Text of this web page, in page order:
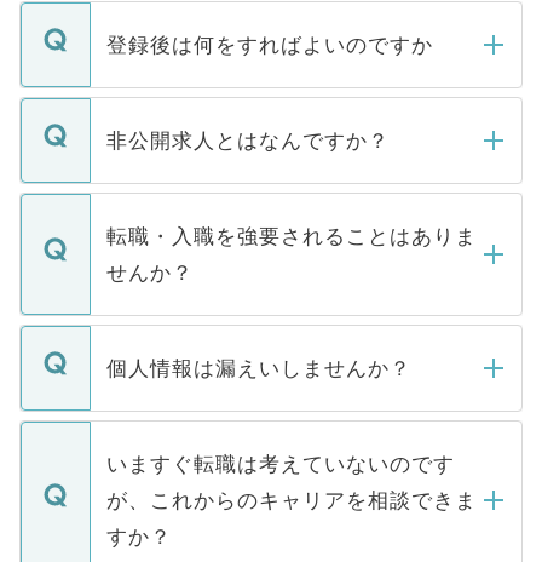
登録後は何をすればよいのですか
ご登録いただきましたら、弊社担当者がご
登録内容を確認し、その後メールもしくは
ます。通常、5営業日以内にはご連絡をせて
いただきますので、しばらくお待ちくださ
い。
非公開求人とはなんですか？
マイナビDOCTORで取り扱っている求人の
うち約3割は、Webサイトからご覧いただ
けない「非公開求人」です。非公開求人は
下記の理由によって、一般には公開してい
ません。
■応募殺到を避けるため 人気のある医療機
関を公にしてしまうと、応募が殺到する場
に、医療機関が求める条件に合った人材の
みを人材紹介会社に依頼するケースが増え
ています。
転職・入職を強要されることはありま
せんか？
転職・入職を強要することは一切ありませ
ん。また、仮に応募先から内定をいただい
定を承諾する必要はありません。内定先へ
の辞退の連絡はキャリアパートナーが行い
ますので、ご安心ください。
個人情報は漏えいしませんか？
個人情報が漏えいすることはありませんの
で、ご安心ください。当サイトからの登録
などで収集したご登録者様の個人情報は、
ご本人のキャリアアップおよび転職活動の
支援を目的に使用いたします。お預かりし
いますぐ転職は考えていないのです
が、これからのキャリアを相談できま
すか？